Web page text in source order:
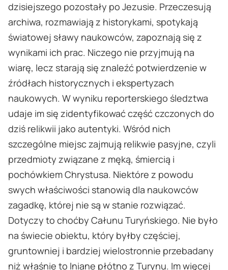
dzisiejszego pozostały po Jezusie. Przeczesują
archiwa, rozmawiają z historykami, spotykają
światowej sławy naukowców, zapoznają się z
wynikami ich prac. Niczego nie przyjmują na
wiarę, lecz starają się znaleźć potwierdzenie w
źródłach historycznych i ekspertyzach
naukowych. W wyniku reporterskiego śledztwa
udaje im się zidentyfikować część czczonych do
dziś relikwii jako autentyki. Wśród nich
szczególne miejsc zajmują relikwie pasyjne, czyli
przedmioty związane z męką, śmiercią i
pochówkiem Chrystusa. Niektóre z powodu
swych właściwości stanowią dla naukowców
zagadkę, której nie są w stanie rozwiązać.
Dotyczy to choćby Całunu Turyńskiego. Nie było
na świecie obiektu, który byłby częściej,
gruntowniej i bardziej wielostronnie przebadany
niż właśnie to lniane płótno z Turynu. Im więcej